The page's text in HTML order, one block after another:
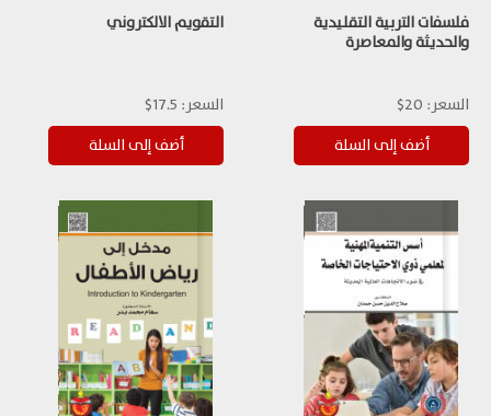
فلسفات التربية التقليدية
والحديثة والمعاصرة
السعر: 20$
التقويم الالكتروني
السعر: 17.5$